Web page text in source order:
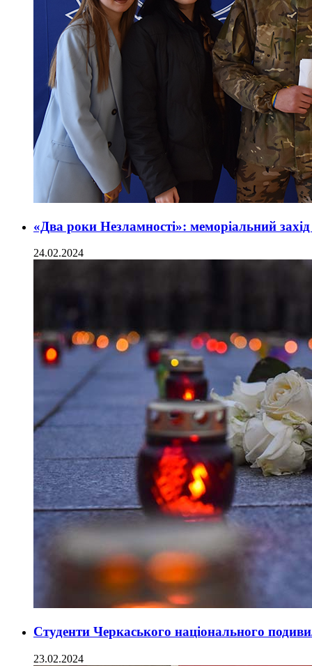
«Два роки Незламності»: меморіальний
24.02.2024
Студенти Черкаського національного
23.02.2024